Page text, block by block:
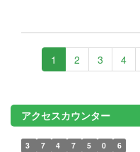
1 2 3 4
アクセスカウンター
3 7 4 7 5 0 6